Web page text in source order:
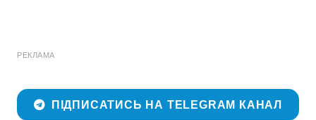
РЕКЛАМА
ПІДПИСАТИСЬ НА TELEGRAM КАНАЛ